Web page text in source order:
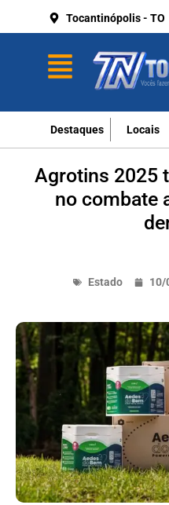
Tocantinópolis - TO
Destaques Locais
Agrotins 2025
no combate
Estado 10/